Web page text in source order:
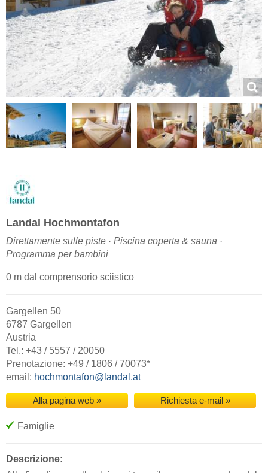
Landal Hochmontafon
Direttamente sulle piste · Piscina coperta & sauna ·
Programma per bambini
0 m dal comprensorio sciistico
Gargellen 50
6787 Gargellen
Austria
Tel.: +43 / 5557 / 20050
Prenotazione: +49 / 1806 / 70073*
email: hochmontafon@landal.at
Alla pagina web » Richiesta e-mail »
Famiglie
Descrizione: